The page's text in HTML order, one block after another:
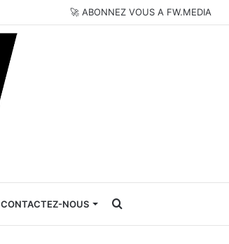
🚀 ABONNEZ VOUS A FW.MEDIA
CONTACTEZ-NOUS Rechercher